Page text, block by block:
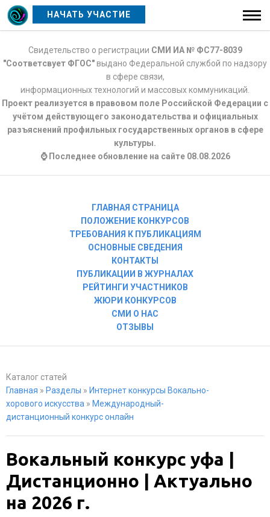
НАЧАТЬ УЧАСТИЕ
Свидетельство о регистрации СМИ ИА № ФС77-8039
"Соответсвует ФГОС"выдано Федеральной службой по надзору
в сфере связи,
информационных технологий и массовых коммуникаций.
Проект реализуется в правовом поле Российской Федерации с
учётом действующего законодательства и официальных
разъяснений профильных государственных органов в сфере
культуры.
⌚ Последнее обновление на сайте 08.08.2026
ГЛАВНАЯ СТРАНИЦА
ПОЛОЖЕНИЕ КОНКУРСОВ
ТРЕБОВАНИЯ К ПУБЛИКАЦИЯМ
ОСНОВНЫЕ СВЕДЕНИЯ
КОНТАКТЫ
ПУБЛИКАЦИИ В ЖУРНАЛАХ
РЕЙТИНГИ УЧАСТНИКОВ
ЖЮРИ КОНКУРСОВ
СМИ О НАС
ОТЗЫВЫ
Каталог статей
Главная » Разделы » Интернет конкурсы Вокально-
хорового искусства » Международный-
дистанционный конкурс онлайн
Вокальный конкурс уфа |
Дистанционно | Актуально
на 2026 г.